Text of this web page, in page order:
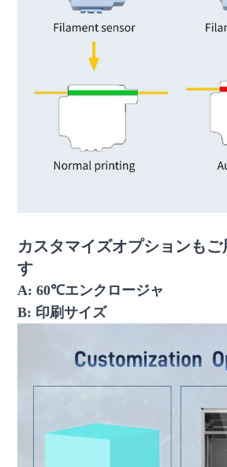
カスタマイズオプションもご
す
A: 60℃エンクロージャ
B: 印刷サイズ